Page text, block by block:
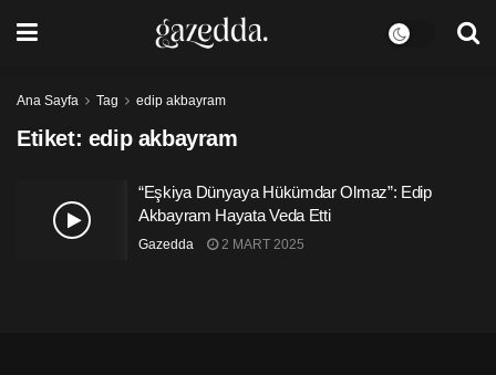
Ana Sayfa Tag edip akbayram
Etiket: edip akbayram
“Eşkiya Dünyaya Hükümdar Olmaz”: Edip
Akbayram Hayata Veda Etti
Gazedda 2 MART 2025